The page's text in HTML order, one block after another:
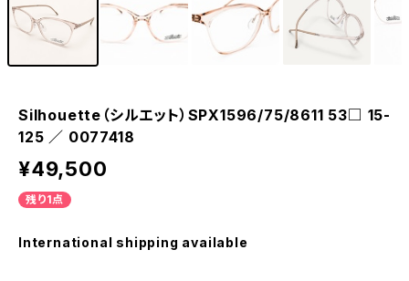
Silhouette（シルエット）SPX1596/75/8611 53□ 15-
125 ／ 0077418
¥49,500
残り1点
International shipping available